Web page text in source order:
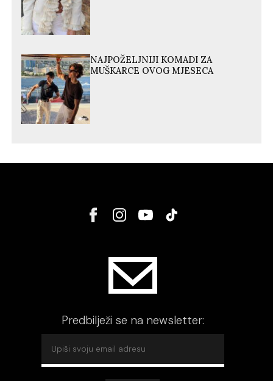
NAJPOŽELJNIJI KOMADI ZA
MUŠKARCE OVOG MJESECA
Predbilježi se na newsletter: